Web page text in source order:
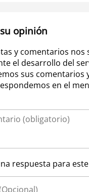
opinión
y comentarios nos
el desarrollo del
sus comentarios
en el
respuesta para